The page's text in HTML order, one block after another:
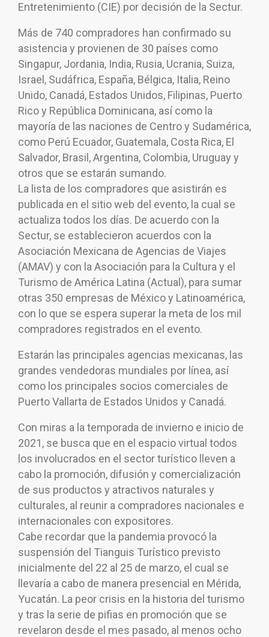
Entretenimiento (CIE) por decisión de la Sectur.
Más de 740 compradores han confirmado su
asistencia y provienen de 30 países como
Singapur, Jordania, India, Rusia, Ucrania, Suiza,
Israel, Sudáfrica, España, Bélgica, Italia, Reino
Unido, Canadá, Estados Unidos, Filipinas, Puerto
Rico y República Dominicana, así como la
mayoría de las naciones de Centro y Sudamérica,
como Perú Ecuador, Guatemala, Costa Rica, El
Salvador, Brasil, Argentina, Colombia, Uruguay y
otros que se estarán sumando.
La lista de los compradores que asistirán es
publicada en el sitio web del evento, la cual se
actualiza todos los días. De acuerdo con la
Sectur, se establecieron acuerdos con la
Asociación Mexicana de Agencias de Viajes
(AMAV) y con la Asociación para la Cultura y el
Turismo de América Latina (Actual), para sumar
otras 350 empresas de México y Latinoamérica,
con lo que se espera superar la meta de los mil
compradores registrados en el evento.
Estarán las principales agencias mexicanas, las
grandes vendedoras mundiales por línea, así
como los principales socios comerciales de
Puerto Vallarta de Estados Unidos y Canadá.
Con miras a la temporada de invierno e inicio de
2021, se busca que en el espacio virtual todos
los involucrados en el sector turístico lleven a
cabo la promoción, difusión y comercialización
de sus productos y atractivos naturales y
culturales, al reunir a compradores nacionales e
internacionales con expositores.
Cabe recordar que la pandemia provocó la
suspensión del Tianguis Turístico previsto
inicialmente del 22 al 25 de marzo, el cual se
llevaría a cabo de manera presencial en Mérida,
Yucatán. La peor crisis en la historia del turismo
y tras la serie de pifias en promoción que se
revelaron desde el mes pasado, al menos ocho